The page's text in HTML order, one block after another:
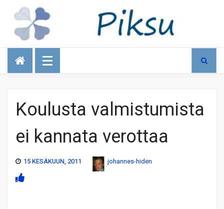
Talous
Koulusta valmistumista
ei kannata verottaa
15 KESÄKUUN, 2011 johannes-hiden